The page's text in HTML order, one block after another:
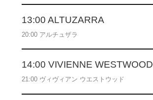
13:00 ALTUZARRA
20:00 アルチュザラ
14:00 VIVIENNE WESTWOOD
21:00 ヴィヴィアン ウエストウッド